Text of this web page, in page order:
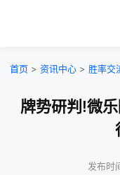
首页 > 资讯中心 > 胜率交
牌势研判!微
发布时